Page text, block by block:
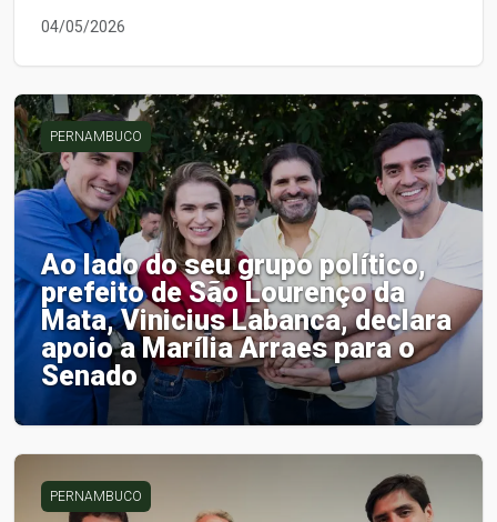
04/05/2026
PERNAMBUCO
Ao lado do seu grupo político,
prefeito de São Lourenço da
Mata, Vinicius Labanca, declara
apoio a Marília Arraes para o
Senado
PERNAMBUCO